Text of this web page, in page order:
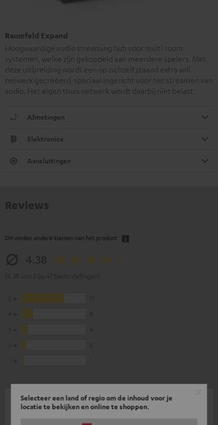
Selecteer een land of regio om de inhoud voor je
locatie te bekijken en online te shoppen.
Raumfeld Expand
Hoogwaardige audio streaming hub voor multi room
systemen, welke zijn gekoppeld aan meerdere spelers. Met
deze uitbreiding wordt een op zichzelf staand extra wifi
netwerk gecreëerd, speciaal ingericht voor het streamen van
audio. Het eigen thuis netwerk wordt daarbij niet belast.
Afmetingen
Elektronica
Aansluitingen
Dit vinden andere klanten van het product
14-01-2019